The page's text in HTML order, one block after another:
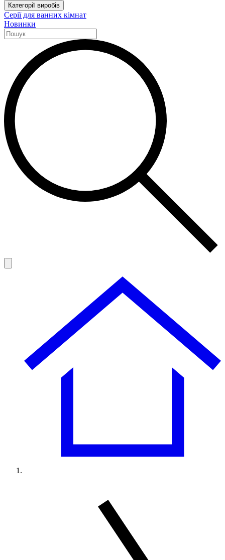
Категорії виробів
Серії для ванних кімнат
Новинки